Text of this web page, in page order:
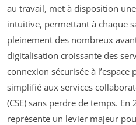
au travail, met à disposition
intuitive, permettant à chaque
pleinement des nombreux
digitalisation croissante des
connexion sécurisée à
simplifié aux services
(CSE) sans perdre de temps.
représente un levier majeur